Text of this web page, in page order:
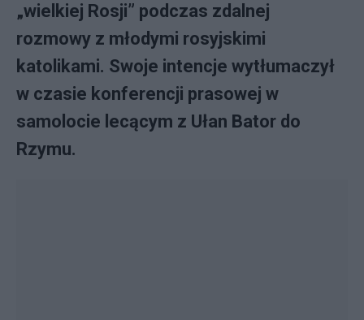
„wielkiej Rosji” podczas zdalnej
rozmowy z młodymi rosyjskimi
katolikami. Swoje intencje wytłumaczył
w czasie konferencji prasowej w
samolocie lecącym z Ułan Bator do
Rzymu.